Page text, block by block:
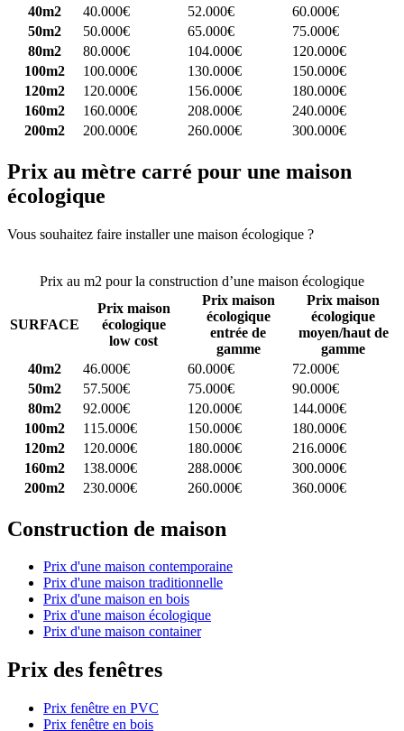
40m2
40.000€ 52.000€
60.000€
50m2
50.000€ 65.000€
75.000€
80m2
80.000€ 104.000€
120.000€
100m2
100.000€ 130.000€
150.000€
120m2
120.000€ 156.000€
180.000€
160m2
160.000€ 208.000€
240.000€
200m2
200.000€ 260.000€ 300.000€
Prix au mètre carré pour une maison
écologique
Vous souhaitez faire installer une maison écologique ?
Prix au m2 pour la construction d’une maison écologique
SURFACE
Prix maison
écologique
low cost
Prix maison
écologique
entrée de
gamme
Prix maison
écologique
moyen/haut de
gamme
40m2
46.000€ 60.000€
72.000€
50m2
57.500€ 75.000€
90.000€
80m2
92.000€ 120.000€
144.000€
100m2
115.000€ 150.000€
180.000€
120m2
120.000€ 180.000€
216.000€
160m2
138.000€ 288.000€
300.000€
200m2
230.000€ 260.000€ 360.000€
Construction de maison
Prix d'une maison contemporaine
Prix d'une maison traditionnelle
Prix d'une maison en bois
Prix d'une maison écologique
Prix d'une maison container
Prix des fenêtres
Prix fenêtre en PVC
Prix fenêtre en bois